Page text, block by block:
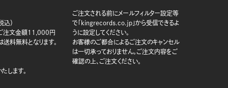
込）
注文金額11,000円
送料無料となります。
します。
ご注文される前にメールフィルター設定等
で「kingrecords.co.jp」から受信できるよ
うに設定してください。
お客様のご都合によるご注文のキャンセル
は一切承っておりません。ご注文内容をご
確認の上、ご注文ください。